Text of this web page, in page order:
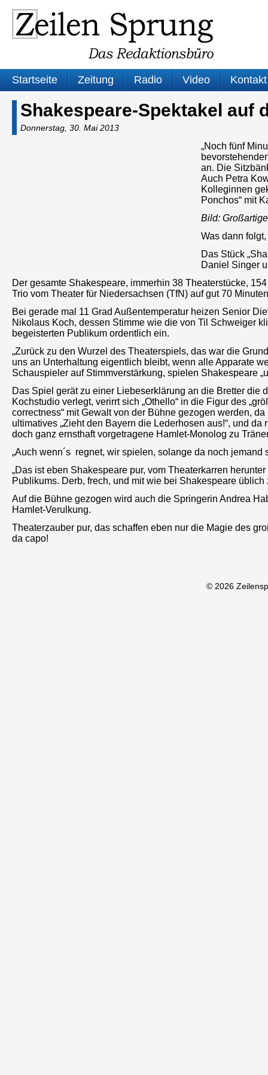
Startseite Zeitung Radio Video Kontakt
Shakespeare-Spektakel auf
Donnerstag, 30. Mai 2013
„Noch fünf
an. Die
Auch Petra
Kolleginnen
Ponchos“ mit
Bild:
Was dann
Das Stück
Daniel Singer
Der gesamte Shakespeare, immerhin 38 Theaterstücke,
Trio vom Theater für Niedersachsen (TfN) auf gut 70
Bei gerade mal 11 Grad Außentemperatur heizen Senior
Nikolaus Koch, dessen Stimme wie die von Til Schweiger
begeisterten Publikum ordentlich ein.
„Zurück zu den Wurzel des Theaterspiels, das war die
uns an Unterhaltung eigentlich bleibt, wenn alle Apparate
Schauspieler auf Stimmverstärkung, spielen Shakespeare
Das Spiel gerät zu einer Liebeserklärung an die Bretter die
Kochstudio verlegt, verirrt sich „Othello“ in die Figur des
correctness“ mit Gewalt von der Bühne gezogen werden,
ultimatives „Zieht den Bayern die Lederhosen aus!“, und
doch ganz ernsthaft vorgetragene Hamlet-Monolog zu
„Auch wenn´s regnet, wir spielen, solange da noch
„Das ist eben Shakespeare pur, vom Theaterkarren
Publikums. Derb, frech, und mit wie bei Shakespeare
Auf die Bühne gezogen wird auch die Springerin Andrea
Hamlet-Verulkung.
Theaterzauber pur, das schaffen eben nur die Magie des
da capo!
© 2026